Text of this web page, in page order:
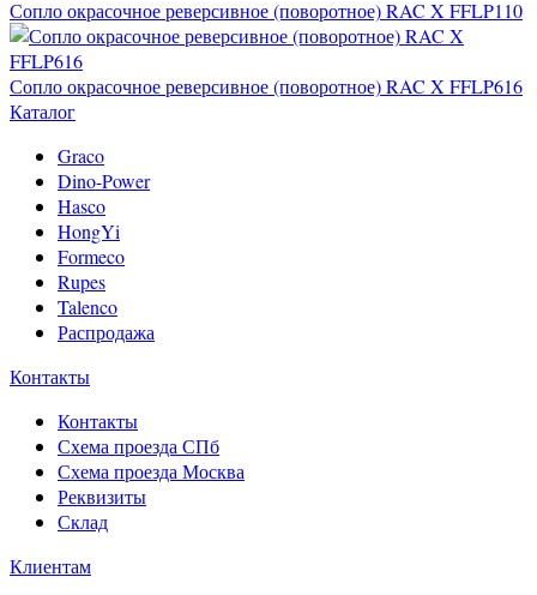
Сопло окрасочное реверсивное (поворотное) RAC X FFLP110
Сопло окрасочное реверсивное (поворотное) RAC X FFLP616
Каталог
Graco
Dino-Power
Hasco
HongYi
Formeco
Rupes
Talenco
Распродажа
Контакты
Контакты
Схема проезда СПб
Схема проезда Москва
Реквизиты
Склад
Клиентам